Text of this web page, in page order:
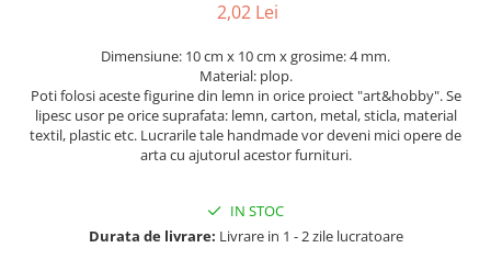
2,02 Lei
Dimensiune: 10 cm x 10 cm x grosime: 4 mm.
Material: plop.
Poti folosi aceste figurine din lemn in orice proiect "art&hobby". Se
lipesc usor pe orice suprafata: lemn, carton, metal, sticla, material
textil, plastic etc. Lucrarile tale handmade vor deveni mici opere de
arta cu ajutorul acestor furnituri.
IN STOC
Durata de livrare: Livrare in 1 - 2 zile lucratoare